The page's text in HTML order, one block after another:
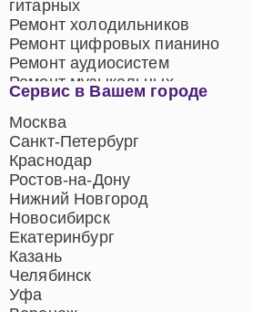
Сервис в Вашем городе
Москва
Санкт-Петербург
Краснодар
Ростов-на-Дону
Нижний Новгород
Новосибирск
Екатеринбург
Казань
Челябинск
Уфа
гитарных
Ремонт холодильников
Ремонт цифровых пианино
Ремонт аудиосистем
Ремонт музыкальных
центров
Ремонт домашних
кинотеатров
Ремонт микрофонов
Ремонт акустических
систем